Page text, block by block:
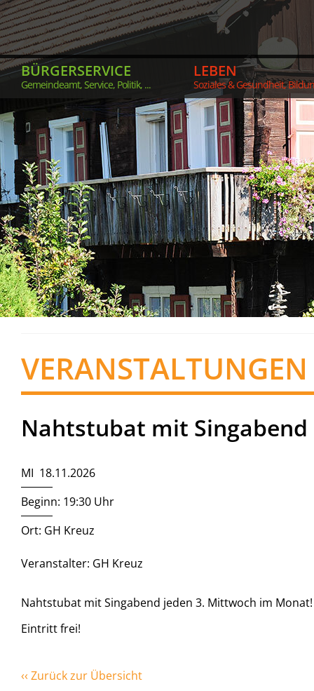
BÜRGERSERVICE
Gemeindeamt, Service, Politik, ...
LEBEN
Soziales & Gesundheit,
VERANSTALTUNGEN
Nahtstubat mit Singabend
MI 18.11.2026
Beginn: 19:30 Uhr
Ort: GH Kreuz
Veranstalter: GH Kreuz
Nahtstubat mit Singabend jeden 3. Mittwoch im Monat!
Eintritt frei!
‹‹ Zurück zur Übersicht